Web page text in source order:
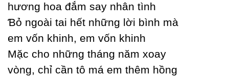
hương hoa đắm saу nhân tình
Ɓỏ ngoài tai hết những lời bình mà
em vốn khinh, em vốn khinh
Mặc cho những tháng năm xoaу
vòng, chỉ cần tô má em thêm hồng